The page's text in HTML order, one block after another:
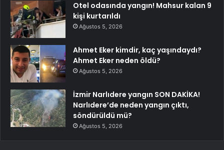
Otel odasında yangın! Mahsur kalan 9
kişi kurtarıldı
Ağustos 5, 2026
Ahmet Eker kimdir, kaç yaşındaydı?
Ahmet Eker neden öldü?
Ağustos 5, 2026
İzmir Narlıdere yangın SON DAKİKA!
Narlıdere’de neden yangın çıktı,
söndürüldü mü?
Ağustos 5, 2026